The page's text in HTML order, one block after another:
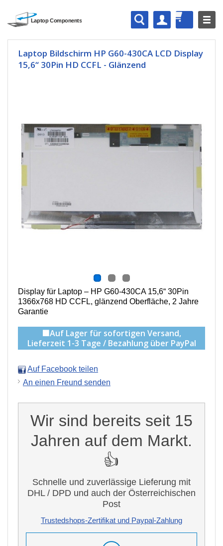
Laptop Bildschirm HP G60-430CA LCD Display
15,6“ 30Pin HD CCFL - Glänzend
Display für Laptop – HP G60-430CA 15,6“ 30Pin
1366x768 HD CCFL, g länzend Oberfläche, 2 Jahre
Garantie
🟩Auf Lager für sofortigen Versand,
Lieferzeit 1-3 Tage / Bezahlung über PayPal
Auf Facebook teilen
An einen Freund senden
Wir sind bereits seit 15
Jahren auf dem Markt.
👍
Schnelle und zuverlässige Lieferung mit
DHL / DPD und auch der Österreichischen
Post
Trustedshops-Zertifikat und Paypal-Zahlung